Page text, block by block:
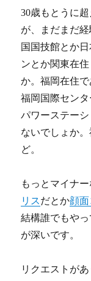
30歳もとうに
が、まだまだ
国国技館とか
ンとか関東在
か。福岡在住
福岡国際セン
パワーステー
ないでしょか
ど。
もっとマイナ
リスだとか顔
結構誰でもや
が深いです。
リクエストが